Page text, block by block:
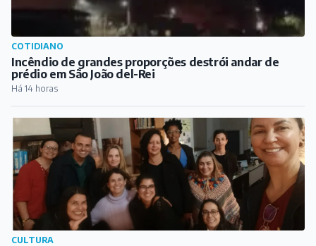
COTIDIANO
Incêndio de grandes proporções destrói andar de
prédio em São João del-Rei
Há 14 horas
CULTURA